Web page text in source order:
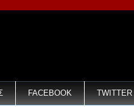
FACEBOOK TWITTER